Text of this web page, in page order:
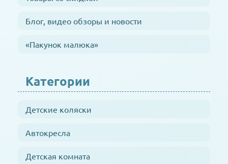
Блог, видео обзоры и новости
«Пакунок малюка»
Категории
Детские коляски
Автокресла
Детская комната